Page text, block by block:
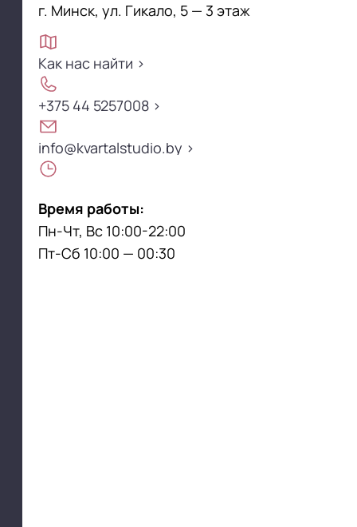
г. Минск, ул. Гикало, 5 — 3 этаж
Как нас найти >
Как нас найти >
+375 44 5257008 >
+375 44 5257008 >
info@kvartalstudio.by >
info@kvartalstudio.by >
Время работы:
Пн-Чт, Вс 10:00-22:00
Пт-Сб 10:00 — 00:30